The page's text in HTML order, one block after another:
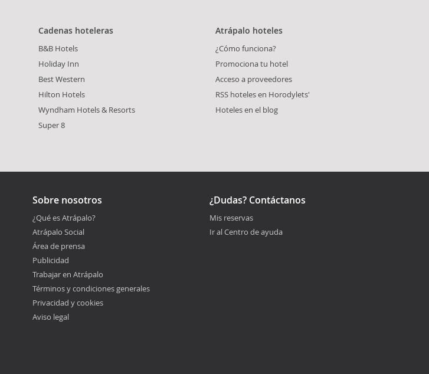
Cadenas hoteleras
B&B Hotels
Holiday Inn
Best Western
Hilton Hotels
Wyndham Hotels & Resorts
Super 8
Atrápalo hoteles
¿Cómo funciona?
Promociona tu hotel
Acceso a proveedores
RSS hoteles en Horodylets'
Hoteles en el blog
Sobre nosotros
¿Qué es Atrápalo?
Atrápalo Social
Área de prensa
Publicidad
Trabajar en Atrápalo
Términos y condiciones generales
Privacidad y cookies
Aviso legal
¿Dudas? Contáctanos
Mis reservas
Ir al Centro de ayuda